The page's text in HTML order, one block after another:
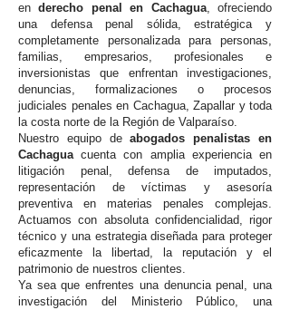
enderecho penal en Cachagua, ofreciendo
una defensa penal sólida, estratégica y
completamente personalizada para personas,
familias, empresarios, profesionales e
inversionistas que enfrentan investigaciones,
denuncias, formalizaciones o procesos
judiciales penales en Cachagua, Zapallar y toda
la costa norte de la Región de Valparaíso.
Nuestro equipo deabogados penalistas en
Cachaguacuenta con amplia experiencia en
litigación penal, defensa de imputados,
representación de víctimas y asesoría
preventiva en materias penales complejas.
Actuamos con absoluta confidencialidad, rigor
técnico y una estrategia diseñada para proteger
eficazmente la libertad, la reputación y el
patrimonio de nuestros clientes.
Ya sea que enfrentes una denuncia penal, una
investigación del Ministerio Público, una